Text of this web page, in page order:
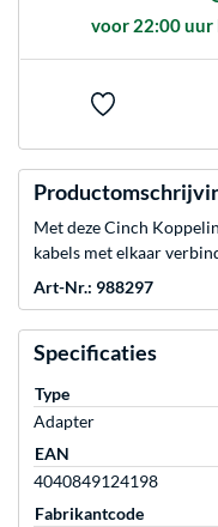
voor 22:00 uur
Met deze Cinch
kabels met elkaar
Art-Nr.: 988297
Specificaties
Type
Adapter
EAN
4040849124198
Fabrikantcode